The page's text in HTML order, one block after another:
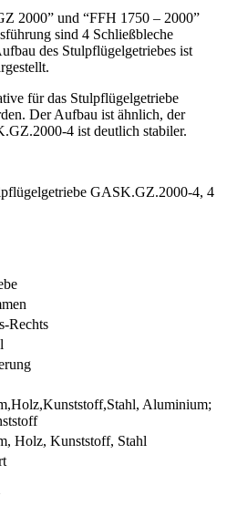
2000” und “FFH 1750 – 2000”
sind 4 Schließbleche
des Stulpflügelgetriebes ist
für das Stulpflügelgetriebe
Der Aufbau ist ähnlich, der
4 ist deutlich stabiler.
GASK.GZ.2000-4, 4
Rechts
Aluminium;
Holz, Kunststoff, Stahl